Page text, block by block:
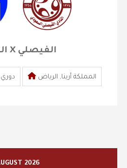
الهلال X الفيصلي
المملكة أرينا, الرياض
2026